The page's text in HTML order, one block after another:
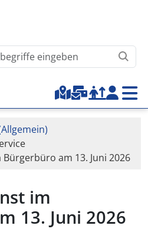
durchsuchen
Top-Menu
am 13. Juni 2026
im
13. Juni 2026